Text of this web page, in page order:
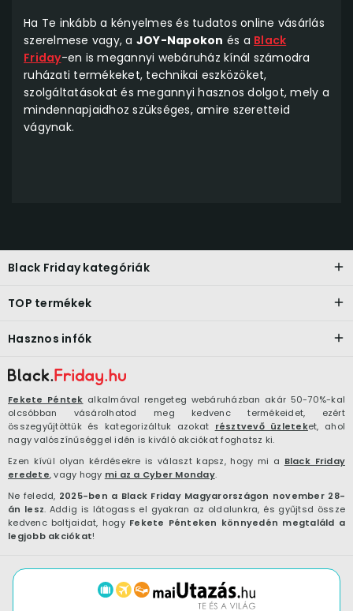
Ha Te inkább a kényelmes és tudatos online vásárlás
szerelmese vagy, a JOY-Napokon és a Black
Friday-en is megannyi webáruház kínál számodra
ruházati termékeket, technikai eszközöket,
szolgáltatásokat és megannyi hasznos dolgot, mely a
mindennapjaidhoz szükséges, amire szeretteid
vágynak.
Fekete Péntek alkalmával rengeteg webáruházban akár 50-70%-kal
olcsóbban vásárolhatod meg kedvenc termékeidet, ezért
összegyűjtöttük és kategorizáltuk azokat résztvevő üzleteket, ahol
nagy valószínűséggel idén is kiváló akciókat foghatsz ki.
Ezen kívül olyan kérdésekre is választ kapsz, hogy mi a Black Friday
eredete, vagy hogy mi az a Cyber Monday.
Ne feledd, 2025-ben a Black Friday Magyarországon november 28-
án lesz. Addig is látogass el gyakran az oldalunkra, és gyűjtsd össze
kedvenc boltjaidat, hogy Fekete Pénteken könnyedén megtaláld a
legjobb akciókat!
Black Friday kategóriák
TOP termékek
Hasznos infók